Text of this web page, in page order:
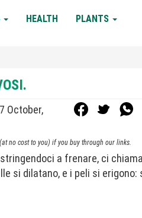
HEALTH PLANTS
October,
no cost to you) if you buy through our links.
a frenare, ci
si dilatano, e i peli si